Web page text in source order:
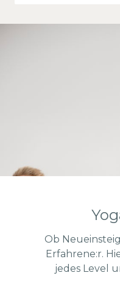
Ob
Erfahrene:r.
jedes Level